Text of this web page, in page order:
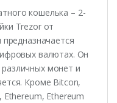
кошелька – 2-
Trezor от
валютах. Он
монет и
Кроме Bitcon,
Ethereum